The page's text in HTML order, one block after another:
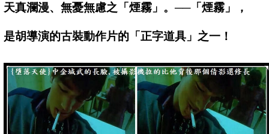
天真瀾漫、無憂無慮之「煙霧」。──「煙霧」，
是胡導演的古裝動作片的「正字道具」之一！